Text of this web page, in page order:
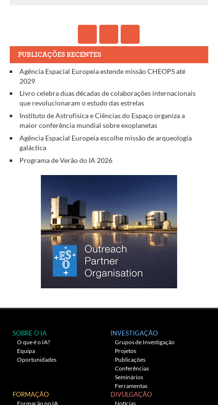
PUBLICAÇÕES RECENTES
Agência Espacial Europeia estende missão CHEOPS até
2029
Livro celebra duas décadas de colaborações internacionais
que revolucionaram o estudo das estrelas
Instituto de Astrofísica e Ciências do Espaço organiza a
maior conferência mundial sobre exoplanetas
Agência Espacial Europeia escolhe missão de arqueologia
galáctica
Programa de Verão do IA 2026
SOBRE O IA
O que é o IA?
Equipa
Oportunidades
INVESTIGAÇÃO
Grupos de Investigação
Projetos
Publicações
Conferências
Seminários
Ferramentas
FORMAÇÃO
Formação no IA
DIVULGAÇÃO
Notícias